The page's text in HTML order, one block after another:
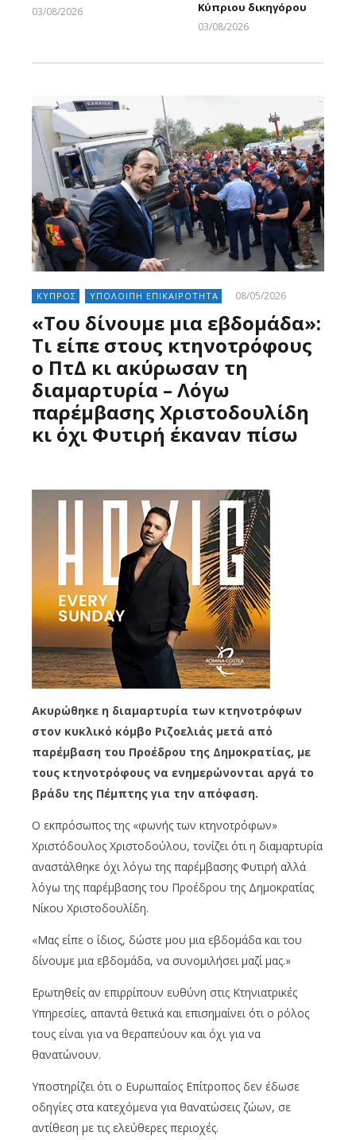
03/08/2026
Κύπριου δικηγόρου
03/08/2026
ΚΥΠΡΟΣ ΥΠΟΛΟΙΠΗ ΕΠΙΚΑΙΡΟΤΗΤΑ 08/05/2026
«Του δίνουμε μια εβδομάδα»:
Τι είπε στους κτηνοτρόφους
ο ΠτΔ κι ακύρωσαν τη
διαμαρτυρία – Λόγω
παρέμβασης Χριστοδουλίδη
κι όχι Φυτιρή έκαναν πίσω
Ακυρώθηκε η διαμαρτυρία των κτηνοτρόφων
στον κυκλικό κόμβο Ριζοελιάς μετά από
παρέμβαση του Προέδρου της Δημοκρατίας, με
τους κτηνοτρόφους να ενημερώνονται αργά το
βράδυ της Πέμπτης για την απόφαση.
Ο εκπρόσωπος της «φωνής των κτηνοτρόφων»
Χριστόδουλος Χριστοδούλου, τονίζει ότι η διαμαρτυρία
αναστάλθηκε όχι λόγω της παρέμβασης Φυτιρή αλλά
λόγω της παρέμβασης του Προέδρου της Δημοκρατίας
Νίκου Χριστοδουλίδη.
«Μας είπε ο ίδιος, δώστε μου μια εβδομάδα και του
δίνουμε μια εβδομάδα, να συνομιλήσει μαζί μας.»
Ερωτηθείς αν επιρρίπουν ευθύνη στις Κτηνιατρικές
Υπηρεσίες, απαντά θετικά και επισημαίνει ότι ο ρόλος
τους είναι για να θεραπεύουν και όχι για να
θανατώνουν.
Υποστηρίζει ότι ο Ευρωπαίος Επίτροπος δεν έδωσε
οδηγίες στα κατεχόμενα για θανατώσεις ζώων, σε
αντίθεση με τις ελεύθερες περιοχές.